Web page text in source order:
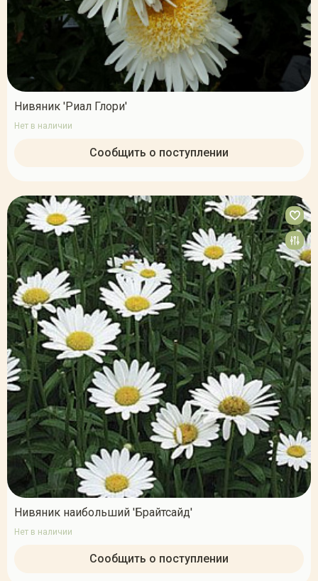
Нивяник 'Риал Глори'
Нет в наличии
Сообщить о поступлении
Нивяник наибольший 'Брайтсайд'
Нет в наличии
Сообщить о поступлении